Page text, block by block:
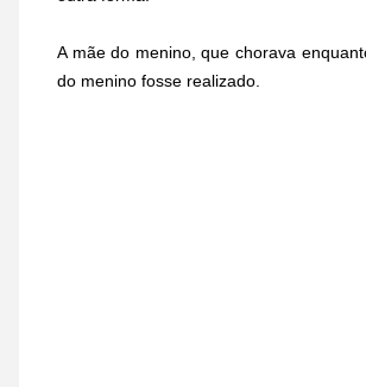
A mãe do menino, que chorava
do menino fosse realizado.